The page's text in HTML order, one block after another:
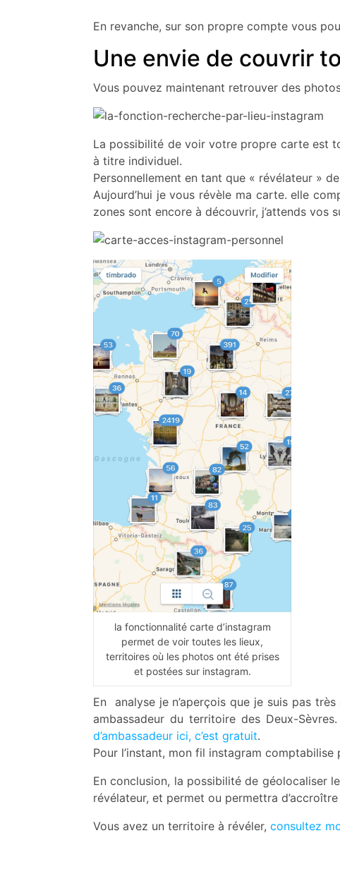
En revanche, sur son propre compte vous
Une envie de couvrir
Vous pouvez maintenant retrouver des
La possibilité de voir votre propre carte est
à titre individuel.
Personnellement en tant que « révélateur »
Aujourd’hui je vous révèle ma carte. elle
zones sont encore à découvrir, j’attends vos
la fonctionnalité carte d’instagram
permet de voir toutes les lieux,
territoires où les photos ont été prises
et postées sur instagram.
En analyse je n’aperçois que je suis pas
ambassadeur du territoire des Deux-
d’ambassadeur ici, c’est gratuit.
Pour l’instant, mon fil instagram
En conclusion, la possibilité de géolocaliser
révélateur, et permet ou permettra
Vous avez un territoire à révéler, consultez